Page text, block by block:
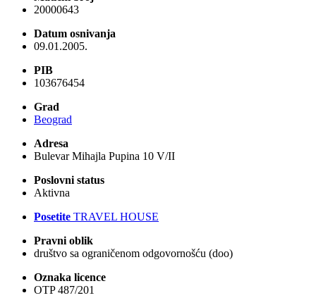
20000643
Datum osnivanja
09.01.2005.
PIB
103676454
Grad
Beograd
Adresa
Bulevar Mihajla Pupina 10 V/II
Poslovni status
Aktivna
Posetite TRAVEL HOUSE
Pravni oblik
društvo sa ograničenom odgovornošću (doo)
Oznaka licence
OTP 487/201